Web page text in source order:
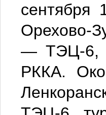
сентября
Орехово-
— ТЭЦ-6,
РККА.